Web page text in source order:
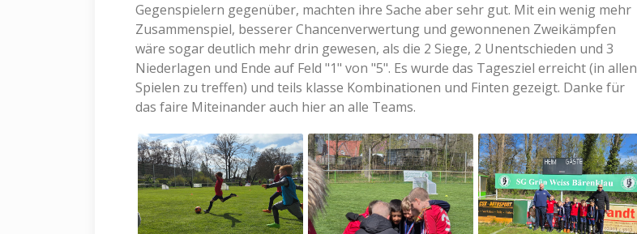
Gegenspielern gegenüber, machten ihre Sache aber sehr gut. Mit ein wenig mehr
Zusammenspiel, besserer Chancenverwertung und gewonnenen Zweikämpfen
wäre sogar deutlich mehr drin gewesen, als die 2 Siege, 2 Unentschieden und 3
Niederlagen und Ende auf Feld "1" von "5". Es wurde das Tagesziel erreicht (in allen
Spielen zu treffen) und teils klasse Kombinationen und Finten gezeigt. Danke für
das faire Miteinander auch hier an alle Teams.